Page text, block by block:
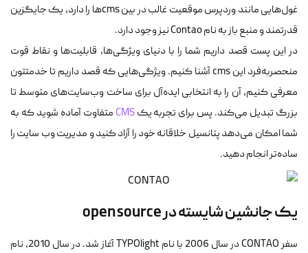
غول‌هایی مانند وردپرس موقعیت غالب در بین cmsها را دارد، یک جایگزین
قدرتمند و منبع باز به نام Contao نیز وجود دارد.
در این پست قصد داریم شما را با دنیای ویژگی‌ها، قابلیت‌ها و نقاط قوت
منحصربه‌فرد این cms آشنا کنیم. ویژگی‌هایی که قصد داریم تا خدمتتون
معرفی کنیم، آن را به انتخابی ایده‌آل برای ساخت وب‌سایت‌‌های متوسط تا
بزرگ تبدیل می‌کند. پس برای تجربه یکCMSمتفاوت آماده شوید که به
شما امکان می‌دهد پتانسیل خلاقانه خود را آزاد کنید و مدیریت وب سایت را
ساده‌تر انجام دهید.
یک جانشین شایسته در open source
سفر CONTAO در سال 2006 با نام TYPOlight آغاز شد. در سال 2010، نام